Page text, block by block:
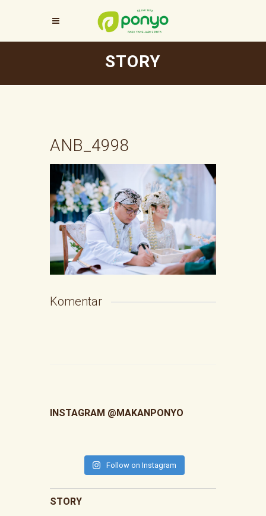
STORY
ANB_4998
Komentar
INSTAGRAM @MAKANPONYO
Follow on Instagram
STORY